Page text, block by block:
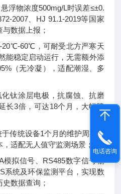
浮物浓度500mg/L时误差≤±0.
2007、HJ 91.1-2019等国家
数据上报；
20℃-60℃，可耐受北方严寒天
能稳定启动运行，无需额外添
（无冷凝），适配潮湿、多
钛涂层电极，抗腐蚀、抗磨
长3倍，可达18个月，大幅降
传统设备1个月的维护周期，
适配无人值守监测场景；
拟信号、RS485数字信号输
系统及环保监测平台，实现数
数据查询；
电话咨询